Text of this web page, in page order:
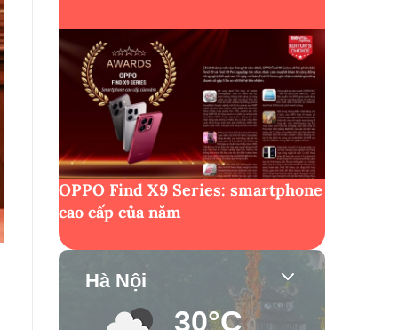
OPPO Find X9 Series: smartphone
cao cấp của năm
Hà Nội
30°C